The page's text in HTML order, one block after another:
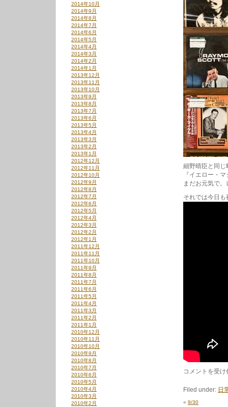
細野晴臣と同じ
『イエロー・
まだお元気で
それでは今日
10/14
コメントを受
Filed under: 日
« 9/30
2014年10月
2014年9月
2014年8月
2014年7月
2014年6月
2014年5月
2014年4月
2014年3月
2014年2月
2014年1月
2013年12月
2013年11月
2013年10月
2013年9月
2013年8月
2013年7月
2013年6月
2013年5月
2013年4月
2013年3月
2013年2月
2013年1月
2012年12月
2012年11月
2012年10月
2012年9月
2012年8月
2012年7月
2012年6月
2012年5月
2012年4月
2012年3月
2012年2月
2012年1月
2011年12月
2011年11月
2011年10月
2011年9月
2011年8月
2011年7月
2011年6月
2011年5月
2011年4月
2011年3月
2011年2月
2011年1月
2010年12月
2010年11月
2010年10月
2010年9月
2010年8月
2010年7月
2010年6月
2010年5月
2010年4月
2010年3月
2010年2月